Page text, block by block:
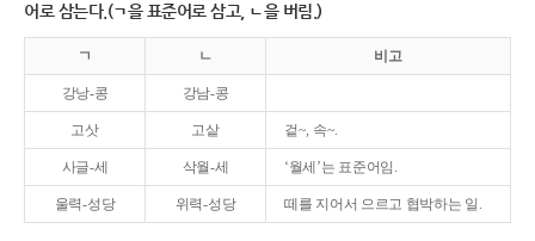
어로 삼는다.(ㄱ을 표준어로 삼고, ㄴ을 버림.)
ㄱ ㄴ 비고
강낭-콩 강남-콩
고삿 고샅 겉~, 속~.
사글-세 삭월-세 ‘월세’는 표준어임.
울력-성당 위력-성당 떼를 지어서 으르고 협박하는 일.